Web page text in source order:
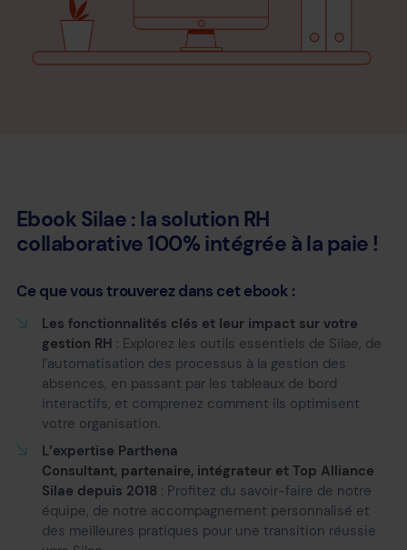
Ebook Silae : la solution RH
collaborative 100% intégrée à la paie !
Ce que vous trouverez dans cet ebook :
Les fonctionnalités clés et leur impact sur votre
gestion RH : Explorez les outils essentiels de Silae, de
l’automatisation des processus à la gestion des
absences, en passant par les tableaux de bord
interactifs, et comprenez comment ils optimisent
votre organisation.
L’expertise Parthena
Consultant, partenaire, intégrateur et Top Alliance
Silae depuis 2018: Profitez du savoir-faire de notre
équipe, de notre accompagnement personnalisé et
des meilleures pratiques pour une transition réussie